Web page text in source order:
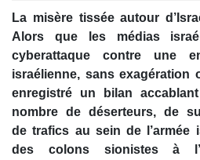
La misère tissée autour
Alors que les médias
cyberattaque contre une
israélienne, sans exagération
enregistré un bilan
nombre de déserteurs, de
de trafics au sein de l’armée
des colons sionistes à